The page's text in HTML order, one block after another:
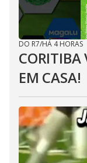
DO R7/HÁ 4 HORAS
CORITIBA
EM CASA!